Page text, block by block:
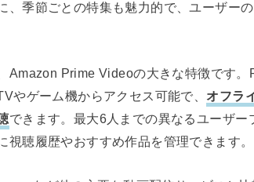
、季節ごとの特集も魅力的で、ユーザー
Amazon Prime Videoの大きな特徴です。
やゲーム機からアクセス可能で、 オフラ
できます。最大6人までの異なるユーザ
視聴履歴やおすすめ作品を管理できます。